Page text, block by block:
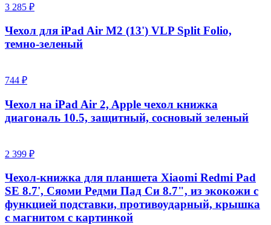
3 285 ₽
Чехол для iPad Air M2 (13') VLP Split Folio,
темно-зеленый
744 ₽
Чехол на iPad Air 2, Apple чехол книжка
диагональ 10.5, защитный, сосновый зеленый
2 399 ₽
Чехол-книжка для планшета Xiaomi Redmi Pad
SE 8.7', Сяоми Редми Пад Си 8.7", из экокожи с
функцией подставки, противоударный, крышка
с магнитом с картинкой